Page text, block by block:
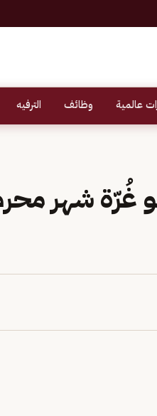
عالمية وظائف الترفيه
غُرّة شهر